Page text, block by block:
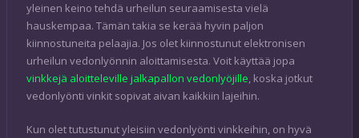
yleinen keino tehdä urheilun seuraamisesta vielä
hauskempaa. Tämän takia se kerää hyvin paljon
kiinnostuneita pelaajia. Jos olet kiinnostunut elektronisen
urheilun vedonlyönnin aloittamisesta. Voit käyttää jopa
vinkkejä aloitteleville jalkapallon vedonlyöjille, koska jotkut
vedonlyönti vinkit sopivat aivan kaikkiin lajeihin.
Kun olet tutustunut yleisiin vedonlyönti vinkkeihin, on hyvä